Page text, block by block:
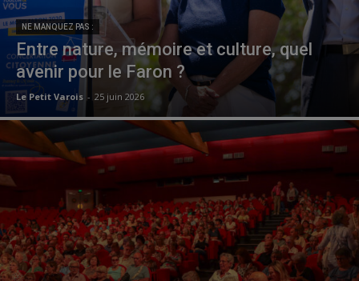
NE MANQUEZ PAS :
Entre nature, mémoire et culture, quel
avenir pour le Faron ?
Le Petit Varois - 25 juin 2026